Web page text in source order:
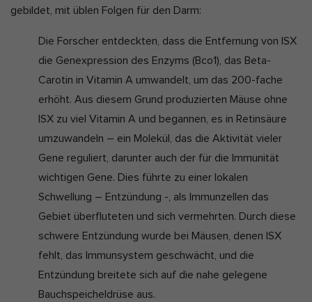
gebildet, mit üblen Folgen für den Darm:
Die Forscher entdeckten, dass die Entfernung von ISX
die Genexpression des Enzyms (Bco1), das Beta-
Carotin in Vitamin A umwandelt, um das 200-fache
erhöht. Aus diesem Grund produzierten Mäuse ohne
ISX zu viel Vitamin A und begannen, es in Retinsäure
umzuwandeln – ein Molekül, das die Aktivität vieler
Gene reguliert, darunter auch der für die Immunität
wichtigen Gene. Dies führte zu einer lokalen
Schwellung – Entzündung -, als Immunzellen das
Gebiet überfluteten und sich vermehrten. Durch diese
schwere Entzündung wurde bei Mäusen, denen ISX
fehlt, das Immunsystem geschwächt, und die
Entzündung breitete sich auf die nahe gelegene
Bauchspeicheldrüse aus.